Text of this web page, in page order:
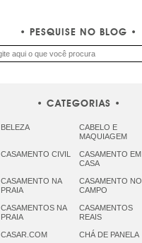
PESQUISE NO BLOG
CATEGORIAS
BELEZA
CABELO E
MAQUIAGEM
CASAMENTO CIVIL
CASAMENTO EM
CASA
CASAMENTO NA
PRAIA
CASAMENTO NO
CAMPO
CASAMENTOS NA
PRAIA
CASAMENTOS
REAIS
CASAR.COM CHÁ DE PANELA